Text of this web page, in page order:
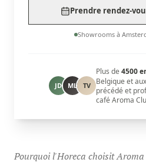
Prendre rendez-
Showrooms à
JD ML TV
Plus de4500
Belgique et
précédé et
café Aroma
Pourquoi l'Horeca choisit